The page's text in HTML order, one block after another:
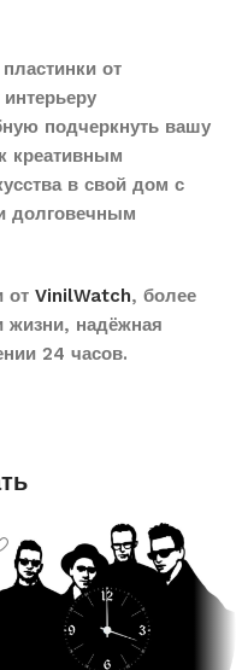
от
подчеркнуть вашу
креативным
в свой дом с
долговечным
от VinilWatch, более
жизни, надёжная
24 часов.